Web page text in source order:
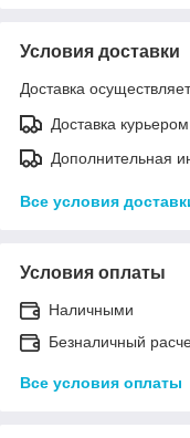
Условия доставки
Доставка
Доставка курьером
Дополнительная
Все условия
Условия оплаты
Наличными
Безналичный
Все условия оплаты